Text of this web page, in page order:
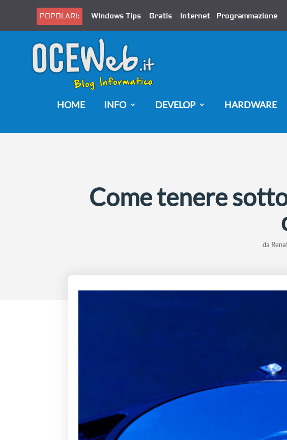
POPOLARI: Windows Tips Gratis Internet Programmazione
HOME INFO DEVELOP HARDWARE
Come tenere
da